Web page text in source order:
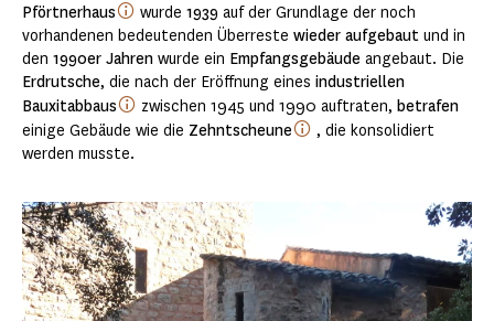
Pförtnerhaus
wurde 1939 auf der Grundlage der noch
vorhandenen bedeutenden Überreste wieder aufgebaut und in
den 1990er Jahren wurde ein Empfangsgebäude angebaut. Die
Erdrutsche, die nach der Eröffnung eines industriellen
Bauxitabbaus
zwischen 1945 und 1990 auftraten, betrafen
einige Gebäude wie die Zehntscheune
, die konsolidiert
werden musste.